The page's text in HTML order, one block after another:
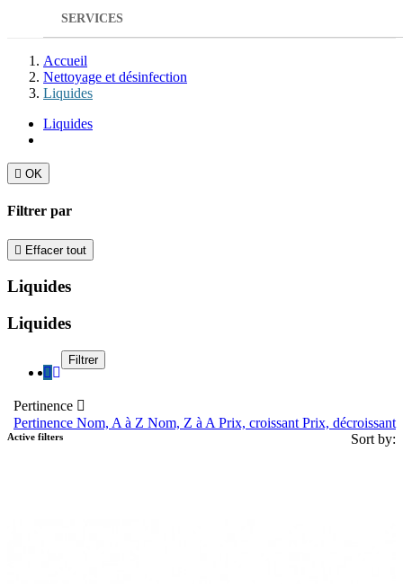
SERVICES
Accueil
Nettoyage et désinfection
Liquides
Liquides
 OK
Filtrer par
 Effacer tout
Liquides
Liquides
Pertinence 
Pertinence Nom, A à Z Nom, Z à A Prix, croissant Prix, décroissant
Sort by:
Filtrer
Active filters